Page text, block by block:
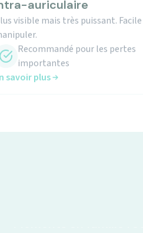
visible mais très puissant. Facile à
Recommandé pour les pertes
importantes
savoir plus